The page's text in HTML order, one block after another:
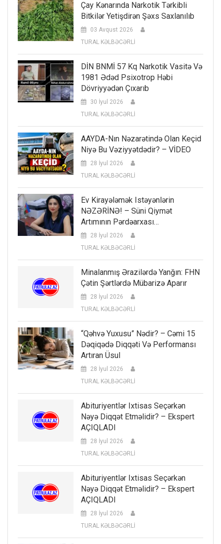
Çay Kənarında Narkotik Tərkibli
Bitkilər Yetişdirən Şəxs Saxlanılıb
03 Avqust 2026
TURAL KƏLBƏCƏRLİ
DİN BNMİ 57 Kq Narkotik Vasitə Və
1981 Ədəd Psixotrop Həbi
Dövriyyədən Çıxarıb
30 İyul 2026
TURAL KƏLBƏCƏRLİ
AAYDA-Nın Nəzarətində Olan Keçid
Niyə Bu Vəziyyətdədir? – VİDEO
28 İyul 2026
TURAL KƏLBƏCƏRLİ
Ev Kirayələmək Istəyənlərin
NƏZƏRİNƏ! – Süni Qiymət
Artımının Pərdəarxası…
28 İyul 2026
TURAL KƏLBƏCƏRLİ
Minalanmış Ərazilərdə Yanğın: FHN
Çətin Şərtlərdə Mübarizə Aparır
28 İyul 2026
TURAL KƏLBƏCƏRLİ
“Qəhvə Yuxusu” Nədir? – Cəmi 15
Dəqiqədə Diqqəti Və Performansı
Artıran Üsul
28 İyul 2026
TURAL KƏLBƏCƏRLİ
Abituriyentlər Ixtisas Seçərkən
Nəyə Diqqət Etməlidir? – Ekspert
AÇIQLADI
28 İyul 2026
TURAL KƏLBƏCƏRLİ
Abituriyentlər Ixtisas Seçərkən
Nəyə Diqqət Etməlidir? – Ekspert
AÇIQLADI
28 İyul 2026
TURAL KƏLBƏCƏRLİ